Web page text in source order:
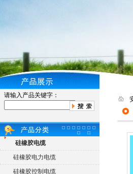
请输入产品关键字：
硅橡胶电缆
硅橡胶电力电缆
硅橡胶控制电缆